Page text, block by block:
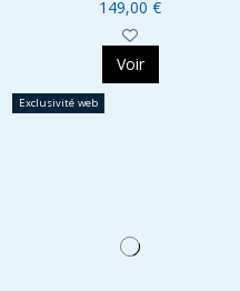
149,00 €
Voir
Exclusivité web